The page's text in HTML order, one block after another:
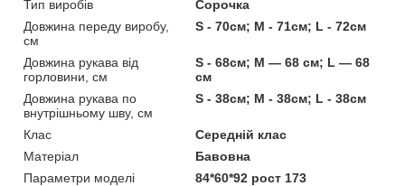
Тип виробів
Сорочка
Довжина переду виробу,
см
S - 70см; M - 71см; L - 72см
Довжина рукава від
горловини, см
S - 68см; M — 68 см; L — 68
см
Довжина рукава по
внутрішньому шву, см
S - 38см; M - 38см; L - 38см
Клас
Середній клас
Матеріал
Бавовна
Параметри моделі
84*60*92 рост 173